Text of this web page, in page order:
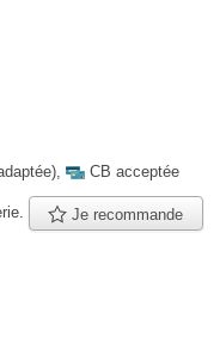
, CB acceptée
Je recommande